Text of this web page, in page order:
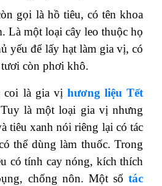
gọi là hồ tiêu, có tên khoa
Là một loại cây leo thuộc họ
yếu để lấy hạt làm gia vị, có
còn phơi khô.
coi là gia vị hương liệu Tết
là một loại gia vị nhưng
tiêu xanh nói riêng lại có tác
thể dùng làm thuốc. Trong
có tính cay nóng, kích thích
chống nôn. Một số tác